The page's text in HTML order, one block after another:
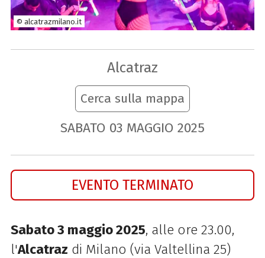
© alcatrazmilano.it
Alcatraz
Cerca sulla mappa
SABATO 03 MAGGIO 2025
EVENTO TERMINATO
Sabato 3 maggio 2025, alle ore 23.00,
l'Alcatraz di Milano (via Valtellina 25)